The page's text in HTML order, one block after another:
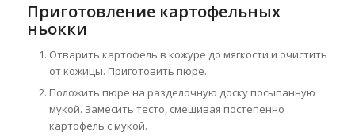
Приготовление картофельных
ньокки
Отварить картофель в кожуре до мягкости и очистить
от кожицы. Приготовить пюре.
Положить пюре на разделочную доску посыпанную
мукой. Замесить тесто, смешивая постепенно
картофель с мукой.